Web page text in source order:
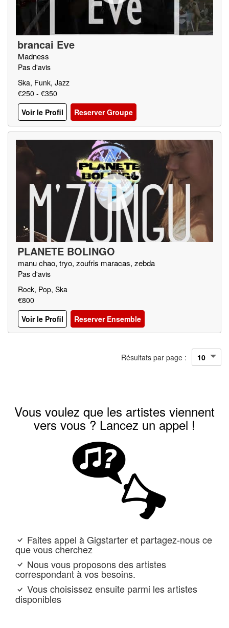
brancai Eve
Madness
Pas d'avis
Ska, Funk, Jazz
€250 - €350
Voir le Profil
Reserver Groupe
PLANETE BOLINGO
manu chao, tryo, zoufris maracas, zebda
Pas d'avis
Rock, Pop, Ska
€800
Voir le Profil
Reserver Ensemble
Résultats par page :
Vous voulez que les artistes viennent
vers vous ? Lancez un appel !
Faites appel à Gigstarter et partagez-nous ce
que vous cherchez
Nous vous proposons des artistes
correspondant à vos besoins.
Vous choisissez ensuite parmi les artistes
disponibles